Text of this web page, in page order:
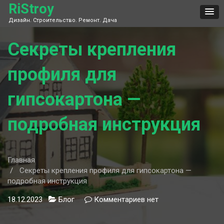
Skip
content
RiStroy
Дизайн. Строительство. Ремонт. Дача
Секреты крепления
профиля для
гипсокартона —
подробная инструкция
Главная
Секреты крепления профиля для гипсокартона —
подробная инструкция
18.12.2023 Блог Комментариев кнет